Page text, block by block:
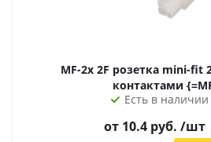
MF-2x 2F розетка mini-fit 2x2 на кабель с
Есть в наличии
от 10.4 руб. /шт